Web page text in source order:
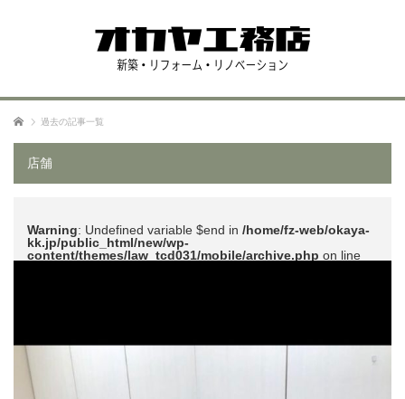
ホーム 過去の記事一覧
店舗
Warning: Undefined variable $end in /home/fz-web/okaya-
kk.jp/public_html/new/wp-
content/themes/law_tcd031/mobile/archive.php on line